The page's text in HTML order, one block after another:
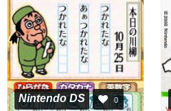
Nintendo DS 0